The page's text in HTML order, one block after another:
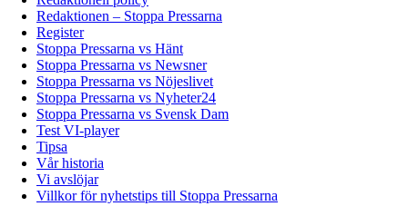
Redaktionen – Stoppa Pressarna
Register
Stoppa Pressarna vs Hänt
Stoppa Pressarna vs Newsner
Stoppa Pressarna vs Nöjeslivet
Stoppa Pressarna vs Nyheter24
Stoppa Pressarna vs Svensk Dam
Test VI-player
Tipsa
Vår historia
Vi avslöjar
Villkor för nyhetstips till Stoppa Pressarna